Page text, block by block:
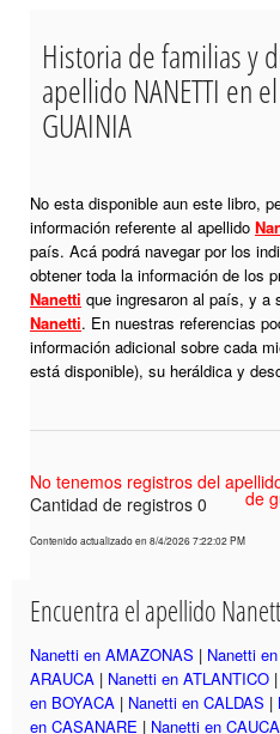
Historia de familias y
apellido NANETTI en
GUAINIA
No esta disponible aun este libro,
información referente al apellido
país. Acá podrá navegar por los
obtener toda la información de los
Nanetti que ingresaron al país, y a
Nanetti. En nuestras referencias
información adicional sobre cada
está disponible), su heráldica y
No tenemos registros del
de
Cantidad de registros 0
Contenido actualizado en 8/4/2026 7:22:02 PM
Encuentra el apellido
Nanetti en AMAZONAS | Nanetti
ARAUCA | Nanetti en ATLANTICO |
en BOYACA | Nanetti en CALDAS |
en CASANARE | Nanetti en CAUCA